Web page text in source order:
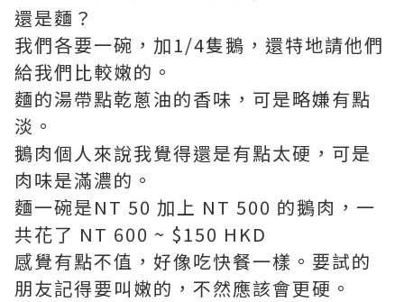
還是麵？
我們各要一碗，加1/4隻鵝，還特地請他們
給我們比較嫩的。
麵的湯帶點乾蔥油的香味，可是略嫌有點
淡。
鵝肉個人來說我覺得還是有點太硬，可是
肉味是滿濃的。
麵一碗是NT 50 加上 NT 500 的鵝肉，一
共花了 NT 600 ~ $150 HKD
感覺有點不值，好像吃快餐一樣。要試的
朋友記得要叫嫩的，不然應該會更硬。